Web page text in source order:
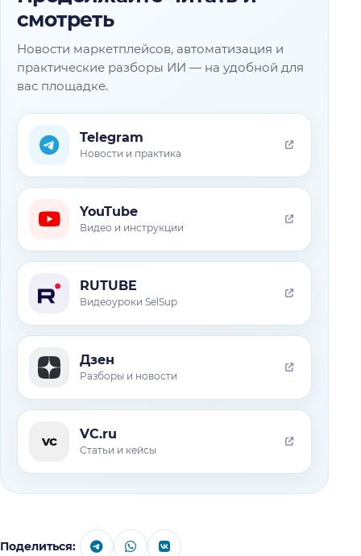
смотреть
Новости маркетплейсов, автоматизация и
практические разборы ИИ — на удобной для
вас площадке.
Telegram
Новости и практика
YouTube
Видео и инструкции
RUTUBE
Видеоуроки SelSup
Дзен
Разборы и новости
vc VC.ru
Статьи и кейсы
Поделиться: